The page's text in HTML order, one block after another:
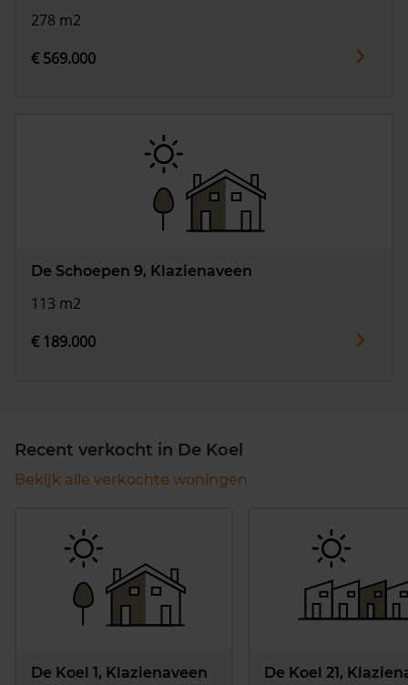
278 m2
€ 569.000
De Schoepen 9, Klazienaveen
113 m2
€ 189.000
Recent verkocht in De Koel
Bekijk alle verkochte woningen
De Koel 1, Klazienaveen De Koel 21,